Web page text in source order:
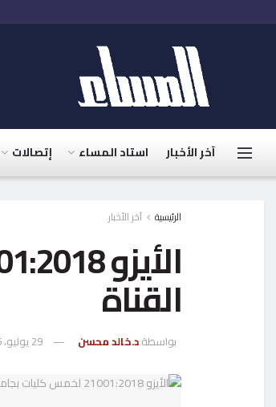
آخر الأخبار استاد المساء إتصالات
الرئيسية آخر الأخبار
القناة
بواسطةد.خالد محسن 29 يوليو، 2025